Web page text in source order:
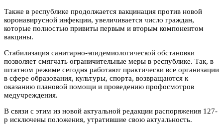
Также в республике продолжается вакцинация против новой
коронавирусной инфекции, увеличивается число граждан,
которые полностью привиты первым и вторым компонентом
вакцины.
Стабилизация санитарно-эпидемиологической обстановки
позволяет смягчать ограничительные меры в республике. Так, в
штатном режиме сегодня работают практически все организации
в сфере образования, культуры, спорта, возвращаются к
оказанию плановой помощи и проведению профосмотров
медучреждения.
В связи с этим из новой актуальной редакции распоряжения 127-
р исключены положения, утратившие свою актуальность.